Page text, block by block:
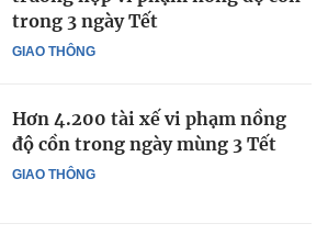
GIAO THÔNG
trong 3 ngày Tết
GIAO THÔNG
Hơn 4.200 tài xế vi phạm nồng
độ cồn trong ngày mùng 3 Tết